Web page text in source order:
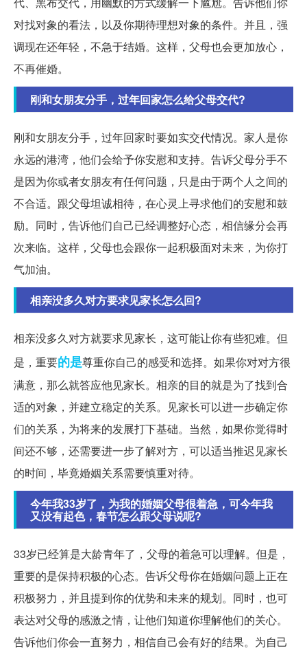
对找对象的看法，以及你期待理想对象的条件。并且，强
调现在还年轻，不急于结婚。这样，父母也会更加放心，
不再催婚。
刚和女朋友分手，过年回家怎么给父母交代?
刚和女朋友分手，过年回家时要如实交代情况。家人是你
永远的港湾，他们会给予你安慰和支持。告诉父母分手不
是因为你或者女朋友有任何问题，只是由于两个人之间的
不合适。跟父母坦诚相待，在心灵上寻求他们的安慰和鼓
励。同时，告诉他们自己已经调整好心态，相信缘分会再
次来临。这样，父母也会跟你一起积极面对未来，为你打
气加油。
相亲没多久对方要求见家长怎么回?
相亲没多久对方就要求见家长，这可能让你有些犯难。但
是，重要的是尊重你自己的感受和选择。如果你对对方很
满意，那么就答应他见家长。相亲的目的就是为了找到合
适的对象，并建立稳定的关系。见家长可以进一步确定你
们的关系，为将来的发展打下基础。当然，如果你觉得时
间还不够，还需要进一步了解对方，可以适当推迟见家长
的时间，毕竟婚姻关系需要慎重对待。
今年我33岁了，为我的婚姻父母很着急，可今年我
又没有起色，春节怎么跟父母说呢?
33岁已经算是大龄青年了，父母的着急可以理解。但是，
重要的是保持积极的心态。告诉父母你在婚姻问题上正在
积极努力，并且提到你的优势和未来的规划。同时，也可
表达对父母的感激之情，让他们知道你理解他们的关心。
告诉他们你会一直努力，相信自己会有好的结果。为自己